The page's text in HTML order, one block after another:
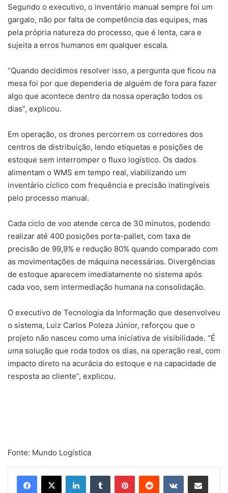
Segundo o executivo, o inventário manual sempre foi um
gargalo, não por falta de competência das equipes, mas
pela própria natureza do processo, que é lenta, cara e
sujeita a erros humanos em qualquer escala.
“Quando decidimos resolver isso, a pergunta que ficou na
mesa foi por que dependeria de alguém de fora para fazer
algo que acontece dentro da nossa operação todos os
dias”, explicou.
Em operação, os drones percorrem os corredores dos
centros de distribuição, lendo etiquetas e posições de
estoque sem interromper o fluxo logístico. Os dados
alimentam o WMS em tempo real, viabilizando um
inventário cíclico com frequência e precisão inatingíveis
pelo processo manual.
Cada ciclo de voo atende cerca de 30 minutos, podendo
realizar até 400 posições porta-pallet, com taxa de
precisão de 99,9% e redução 80% quando comparado com
as movimentações de máquina necessárias. Divergências
de estoque aparecem imediatamente no sistema após
cada voo, sem intermediação humana na consolidação.
O executivo de Tecnologia da Informação que desenvolveu
o sistema, Luiz Carlos Poleza Júnior, reforçou que o
projeto não nasceu como uma iniciativa de visibilidade. “É
uma solução que roda todos os dias, na operação real, com
impacto direto na acurácia do estoque e na capacidade de
resposta ao cliente”, explicou.
Fonte: Mundo Logística
LinkedinTumblr PinterestReddit VK Compartilhar via e-mail